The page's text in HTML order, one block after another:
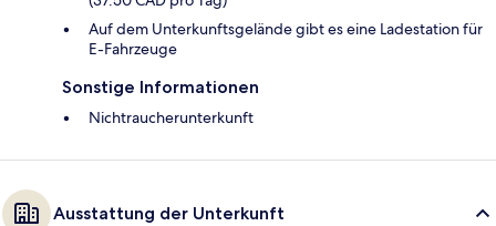
Auf dem Unterkunftsgelände gibt es eine Ladestation für
E-Fahrzeuge
Sonstige Informationen
Nichtraucherunterkunft
Ausstattung der Unterkunft